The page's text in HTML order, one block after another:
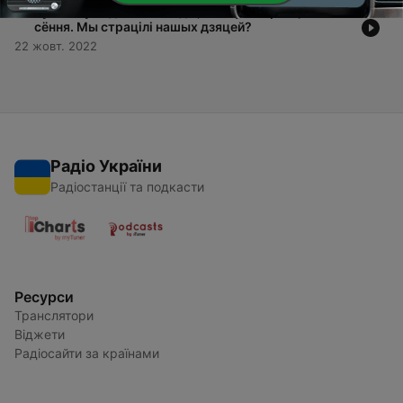
1 - Русалкі ў паданнях – тады, сэкс у Інтэрнэце –
сёння. Мы страцілі нашых дзяцей?
22 жовт. 2022
Радіо України
Радіостанції та подкасти
Ресурси
Транслятори
Віджети
Радіосайти за країнами